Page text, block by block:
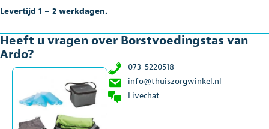
Levertijd 1 – 2 werkdagen.
Heeft u vragen over Borstvoedingstas van
Ardo?
073-5220518
info@thuiszorgwinkel.nl
Livechat